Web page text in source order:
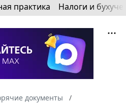
практика Налоги и
документы